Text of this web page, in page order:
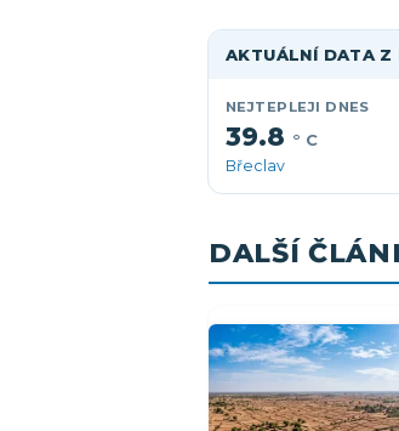
AKTUÁLNÍ DATA Z
NEJTEPLEJI DNES
39.8 ° C
Břeclav
DALŠÍ